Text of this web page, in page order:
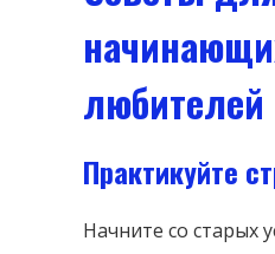
любителей
Практикуйте
Начните со старых